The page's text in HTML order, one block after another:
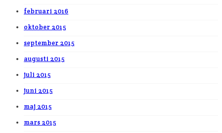
februari 2016
oktober 2015
september 2015
augusti 2015
juli 2015
juni 2015
maj 2015
mars 2015